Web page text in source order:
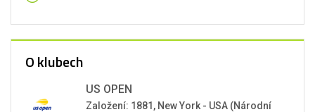
O klubech
US OPEN
Založení: 1881, New York - USA (Národní